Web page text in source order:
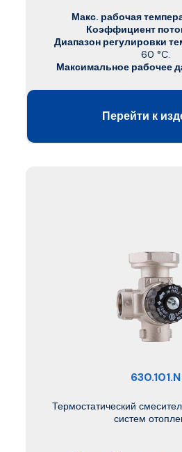
Макс. рабочая
Коэффициент
Диапазон регулировки
60 °C.
Максимальное рабочее
Перейти к
630.101.N
Термостатический
систем